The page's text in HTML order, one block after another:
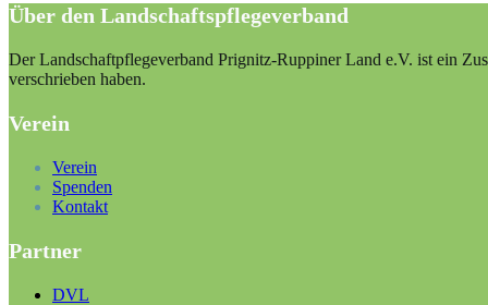
Über den Landschaftspflegeverband
Der Landschaftpflegeverband Prignitz-Ruppiner Land e.V. ist ein
verschrieben haben.
Verein
Verein
Spenden
Kontakt
Partner
DVL